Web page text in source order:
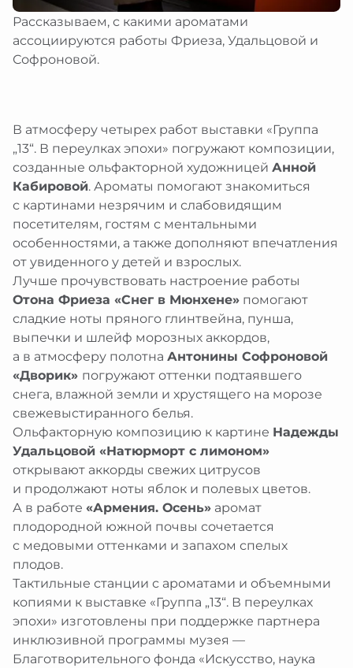
и слабовидящим
слабослышащим
улей
поддержка
регионах
программы и подарки
Рассказываем, с какими ароматами
ассоциируются работы Фриеза, Удальцовой и
Софроновой.
В атмосферу четырех работ выставки «Группа
„13“. В переулках эпохи» погружают композиции,
созданные ольфакторной художницейАнной
Кабировой. Ароматы помогают знакомиться
с картинами незрячим и слабовидящим
посетителям, гостям с ментальными
особенностями, а также дополняют впечатления
от увиденного у детей и взрослых.
Лучше прочувствовать настроение работы
Отона Фриеза «Снег в Мюнхене» помогают
сладкие ноты пряного глинтвейна, пунша,
выпечки и шлейф морозных аккордов,
а в атмосферу полотнаАнтонины Софроновой
«Дворик» погружают оттенки подтаявшего
снега, влажной земли и хрустящего на морозе
свежевыстиранного белья.
Ольфакторную композицию к картине Надежды
Удальцовой «Натюрморт с лимоном»
открывают аккорды свежих цитрусов
и продолжают ноты яблок и полевых цветов.
А в работе«Армения. Осень» аромат
плодородной южной почвы сочетается
с медовыми оттенками и запахом спелых
плодов.
Тактильные станции с ароматами и объемными
копиями к выставке «Группа „13“. В переулках
эпохи» изготовлены при поддержке партнера
инклюзивной программы музея —
Благотворительного фонда «Искусство, наука